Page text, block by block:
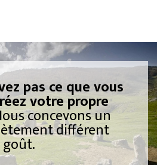
pas ce que vous
votre propre
concevons un
différent